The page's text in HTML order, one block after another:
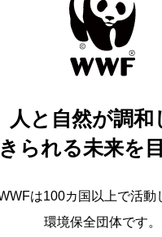
人と自然が調和
られる未来を
は100カ国以上で活動
環境保全団体です。